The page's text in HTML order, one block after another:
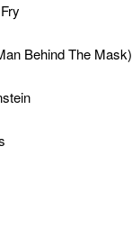
Behind The Mask)